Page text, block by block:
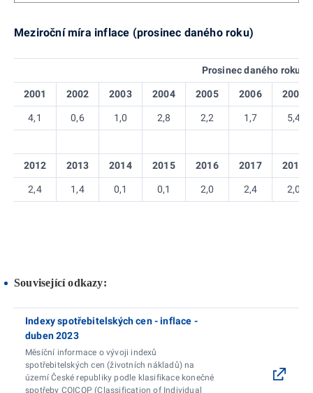
Meziroční míra inflace (prosinec daného roku)
Prosinec daného roku
2001 2002 2003 2004 2005 2006 2007
4,1 0,6 1,0 2,8 2,2 1,7 5,4
2012 2013 2014 2015 2016 2017 2018
2,4 1,4 0,1 0,1 2,0 2,4 2,0
Související odkazy:
Indexy spotřebitelských cen - inflace -
duben 2023
Měsíční informace o vývoji indexů
spotřebitelských cen (životních nákladů) na
území České republiky podle klasifikace konečné
spotřeby COICOP (Classification of Individual